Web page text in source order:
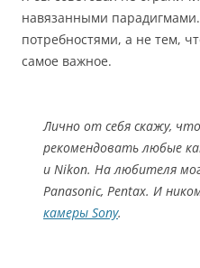
навязанными
потребностями, а не тем,
самое важное.
Лично от себя скажу,
рекомендовать любые
и Nikon. На любителя
Panasonic, Pentax. И
камеры Sony.